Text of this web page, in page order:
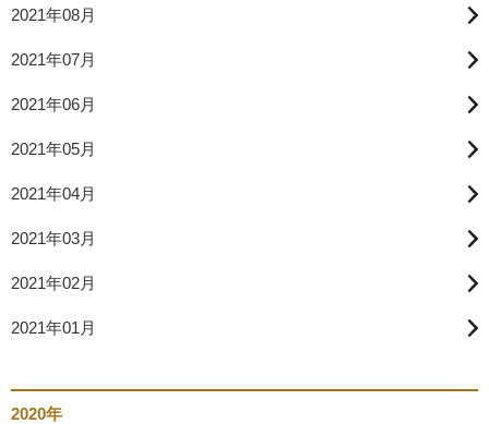
2021年08月
2021年07月
2021年06月
2021年05月
2021年04月
2021年03月
2021年02月
2021年01月
2020年